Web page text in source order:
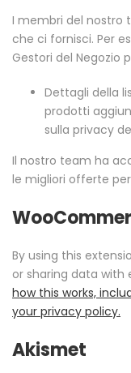
I membri del nostro
che ci fornisci. Per
Gestori del Negozio
Dettagli della
prodotti
sulla privacy
Il nostro team ha
le migliori offerte
By using this
or sharing data with
how this works,
your privacy policy.
Akismet